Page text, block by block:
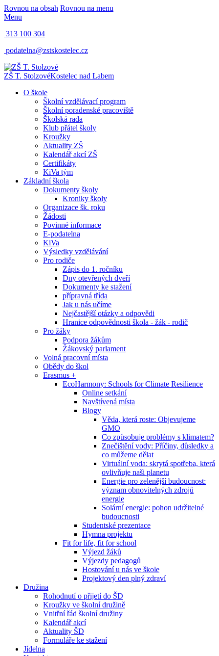
Rovnou na obsah Rovnou na menu
Menu
313 100 304
podatelna@zstskostelec.cz
ZŠ T. StolzovéKostelec nad Labem
O škole
Školní vzdělávací program
Školní poradenské pracoviště
Školská rada
Klub přátel školy
Kroužky
Aktuality ZŠ
Kalendář akcí ZŠ
Certifikáty
KiVa tým
Základní škola
Dokumenty školy
Kroniky školy
Organizace šk. roku
Žádosti
Povinné informace
E-podatelna
KiVa
Výsledky vzdělávání
Pro rodiče
Zápis do 1. ročníku
Dny otevřených dveří
Dokumenty ke stažení
přípravná třída
Jak u nás učíme
Nejčastější otázky a odpovědi
Hranice odpovědnosti škola - žák - rodič
Pro žáky
Podpora žákům
Žákovský parlament
Volná pracovní místa
Obědy do škol
Erasmus +
EcoHarmony: Schools for Climate Resilience
Online setkání
Navštívená místa
Blogy
Věda, která roste: Objevujeme
GMO
Co způsobuje problémy s klimatem?
Znečištění vody: Příčiny, důsledky a
co můžeme dělat
Virtuální voda: skrytá spotřeba, která
ovlivňuje naši planetu
Energie pro zelenější budoucnost:
význam obnovitelných zdrojů
energie
Solární energie: pohon udržitelné
budoucnosti
Studentské prezentace
Hymna projektu
Fit for life, fit for school
Výjezd žáků
Výjezdy pedagogů
Hostování u nás ve škole
Projektový den plný zdraví
Družina
Rohodnutí o přijetí do ŠD
Kroužky ve školní družině
Vnitřní řád školní družiny
Kalendář akcí
Aktuality ŠD
Formuláře ke stažení
Jídelna